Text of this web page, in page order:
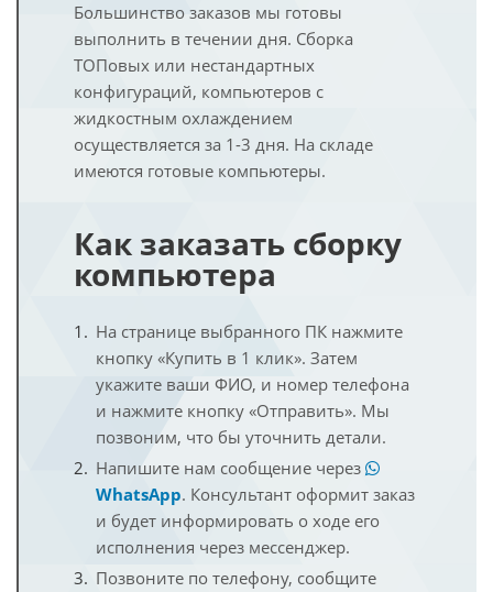
Большинство заказов мы готовы
выполнить в течении дня. Сборка
ТОПовых или нестандартных
конфигураций, компьютеров с
жидкостным охлаждением
осуществляется за 1-3 дня. На складе
имеются готовые компьютеры.
Как заказать сборку
компьютера
На странице выбранного ПК нажмите
кнопку «Купить в 1 клик». Затем
укажите ваши ФИО, и номер телефона
и нажмите кнопку «Отправить». Мы
позвоним, что бы уточнить детали.
Напишите нам сообщение через
WhatsApp. Консультант оформит заказ
и будет информировать о ходе его
исполнения через мессенджер.
Позвоните по телефону, сообщите